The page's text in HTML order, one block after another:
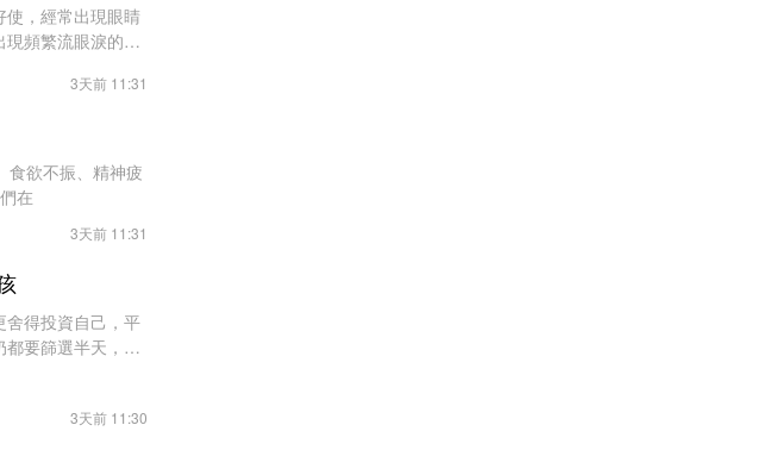
使，經常出現眼睛
頻繁流眼淚的現
3天前 11:31
食欲不振、精神疲
在
3天前 11:31
舍得投資自己，平
要篩選半天，爭
3天前 11:30